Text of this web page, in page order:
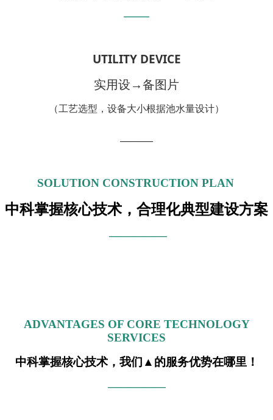
———
UTILITY DEVICE
实用设→备图片
（工艺选型，设备大小根据池水量设计）
SOLUTION CONSTRUCTION PLAN
中科掌握核心技术，合理化典型建设方案
—————
ADVANTAGES OF CORE TECHNOLOGY
SERVICES
中科掌握核心技术，我们▲的服务优势在哪里！
—————